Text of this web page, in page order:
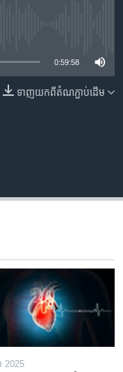
0:59:58
ទាញ​យក​ពី​តំណភ្ជាប់​ដើម
2025